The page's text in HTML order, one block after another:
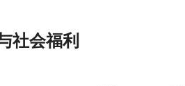
社会福利